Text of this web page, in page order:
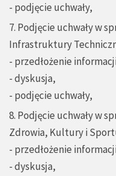
- podjęcie uchwały,
7. Podjęcie uchwały w
Infrastruktury
- przedłożenie
- dyskusja,
- podjęcie uchwały,
8. Podjęcie uchwały w
Zdrowia, Kultury i
- przedłożenie
- dyskusja,